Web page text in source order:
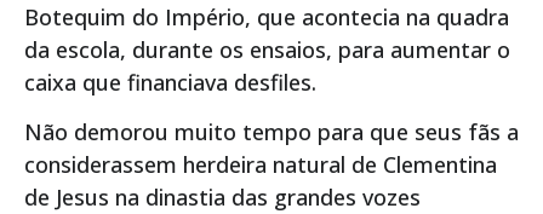
Botequim do Império, que acontecia na quadra
da escola, durante os ensaios, para aumentar o
caixa que financiava desfiles.
Não demorou muito tempo para que seus fãs a
considerassem herdeira natural de Clementina
de Jesus na dinastia das grandes vozes